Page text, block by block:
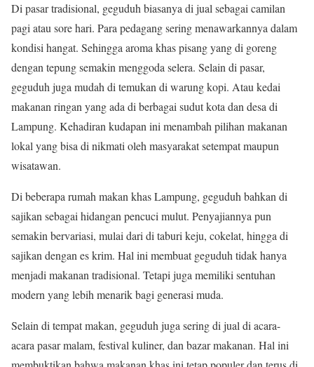
Di pasar tradisional, geguduh biasanya di jual sebagai camilan
pagi atau sore hari. Para pedagang sering menawarkannya dalam
kondisi hangat. Sehingga aroma khas pisang yang di goreng
dengan tepung semakin menggoda selera. Selain di pasar,
geguduh juga mudah di temukan di warung kopi. Atau kedai
makanan ringan yang ada di berbagai sudut kota dan desa di
Lampung. Kehadiran kudapan ini menambah pilihan makanan
lokal yang bisa di nikmati oleh masyarakat setempat maupun
wisatawan.
Di beberapa rumah makan khas Lampung, geguduh bahkan di
sajikan sebagai hidangan pencuci mulut. Penyajiannya pun
semakin bervariasi, mulai dari di taburi keju, cokelat, hingga di
sajikan dengan es krim. Hal ini membuat geguduh tidak hanya
menjadi makanan tradisional. Tetapi juga memiliki sentuhan
modern yang lebih menarik bagi generasi muda.
Selain di tempat makan, geguduh juga sering di jual di acara-
acara pasar malam, festival kuliner, dan bazar makanan. Hal ini